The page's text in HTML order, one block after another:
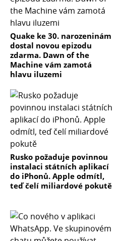
Quake ke 30. narozeninám
dostal novou epizodu
zdarma. Dawn of the
Machine vám zamotá
hlavu iluzemi
Rusko požaduje povinnou
instalaci státních aplikací
do iPhonů. Apple odmítl,
teď čelí miliardové pokutě